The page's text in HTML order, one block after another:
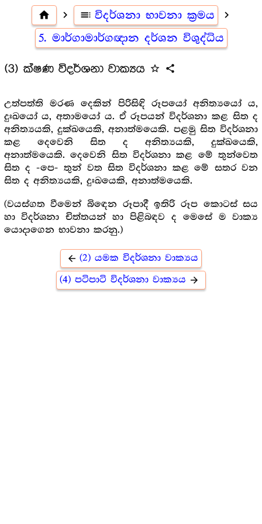
home navigate_next toc විදර්ශනා භාවනා ක්‍රමය navigate_next
5. මාර්ගාමාර්ගඥාන දර්ශන විශුද්ධිය
(3) ක්ෂණ විදර්ශනා වාක්‍යය star_outline share
උත්පත්ති මරණ දෙකින් පිරිසිඳි රූපයෝ අනිත්‍යයෝ ය,
දුඃඛයෝ ය, අතාමයෝ ය. ඒ රූපයන් විදර්ශනා කළ සිත ද
අනිත්‍යයකි, දුක්ඛයෙකි, අනාත්මයෙකි. පළමු සිත විදර්ශනා
කළ දෙවෙනි සිත ද අනිත්‍යයකි, දුක්ඛයෙකි,
අනාත්මයෙකි. දෙවෙනි සිත විදර්ශනා කළ මේ තුන්වෙත
සිත ද -පෙ- තුන් වත සිත විදර්ශනා කළ මේ සතර වන
සිත ද අනිත්‍යයකි, දුඃඛයෙකි, අනාත්මයෙකි.
(වයස්ගත වීමෙන් බිඳෙන රූපාදී ඉතිරි රූප කොටස් සය
හා විදර්ශනා චිත්තයන් හා පිළිබඳව ද මෙසේ ම වාක්‍ය
යොදාගෙන භාවනා කරනු.)
arrow_back (2) යමක විදර්ශනා වාක්‍යය
(4) පටිපාටි විදර්ශනා වාක්‍යය arrow_forward